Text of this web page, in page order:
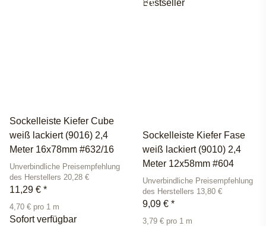
Sockelleiste Kiefer Cube
weiß lackiert (9016) 2,4
Meter 16x78mm #632/16
Unverbindliche Preisempfehlung
des Herstellers 20,28 €
11,29 € *
4,70 € pro 1 m
Sofort verfügbar
Bestseller
Sockelleiste Kiefer Fase
weiß lackiert (9010) 2,4
Meter 12x58mm #604
Unverbindliche Preisempfehlung
des Herstellers 13,80 €
9,09 € *
3,79 € pro 1 m